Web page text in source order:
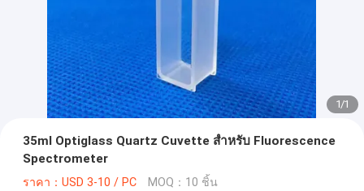
1/1
35ml Optiglass Quartz Cuvette สำหรับ Fluorescence
Spectrometer
ราคา：USD 3-10 / PC MOQ：10 ชิ้น